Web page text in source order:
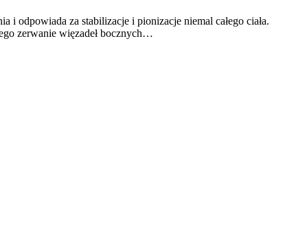
odpowiada za stabilizacje i pionizacje niemal całego ciała.
zerwanie więzadeł bocznych…